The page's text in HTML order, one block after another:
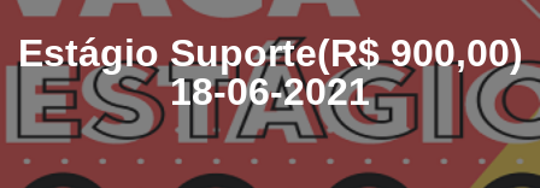
Estágio Suporte(R$ 900,00)
18-06-2021